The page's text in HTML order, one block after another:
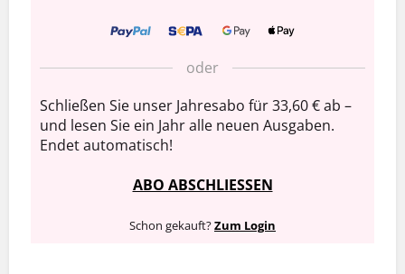
oder
Schließen Sie unser Jahresabo für 33,60 € ab –
und lesen Sie ein Jahr alle neuen Ausgaben.
Endet automatisch!
ABO ABSCHLIESSEN
Schon gekauft?Zum Login